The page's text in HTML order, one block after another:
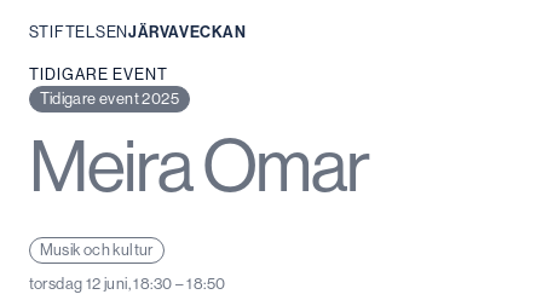
Hoppa
STIFTELSENJÄRVAVECKAN
TIDIGARE EVENT
Tidigare event 2025
Meira Omar
Musik och kultur
torsdag 12 juni, 18:30 – 18:50